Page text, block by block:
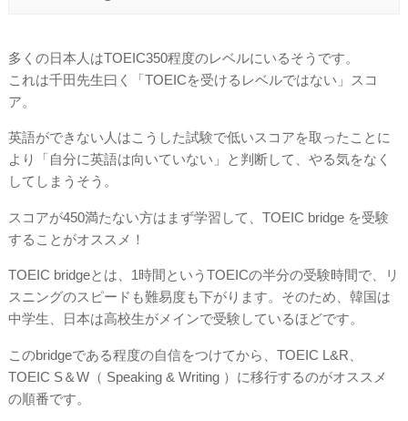
多くの日本人はTOEIC350程度のレベルにいるそうです。
これは千田先生曰く「TOEICを受けるレベルではない」スコ
ア。
英語ができない人はこうした試験で低いスコアを取ったことに
より「自分に英語は向いていない」と判断して、やる気をなく
してしまうそう。
スコアが450満たない方はまず学習して、TOEIC bridge を受験
することがオススメ！
TOEIC bridgeとは、1時間というTOEICの半分の受験時間で、リ
スニングのスピードも難易度も下がります。そのため、韓国は
中学生、日本は高校生がメインで受験しているほどです。
このbridgeである程度の自信をつけてから、TOEIC L&R、
TOEIC S＆W（ Speaking & Writing ）に移行するのがオススメ
の順番です。